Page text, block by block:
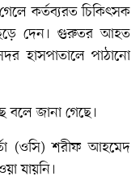
কর্তব্যরত চিকিৎসক
দেন। গুরুতর আহত
হাসপাতালে পাঠানো
বলে জানা গেছে।
(ওসি) শরীফ আহমেদ
যায়নি।